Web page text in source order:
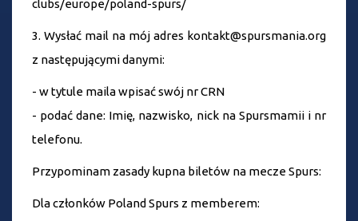
clubs/europe/poland-spurs/
3. Wysłać mail na mój adres kontakt@spursmania.org
z następującymi danymi:
- w tytule maila wpisać swój nr CRN
- podać dane: Imię, nazwisko, nick na Spursmamii i nr
telefonu.
Przypominam zasady kupna biletów na mecze Spurs:
Dla członków Poland Spurs z memberem: